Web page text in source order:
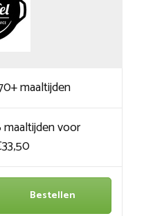
maaltijden
maaltijden voor
Bestellen